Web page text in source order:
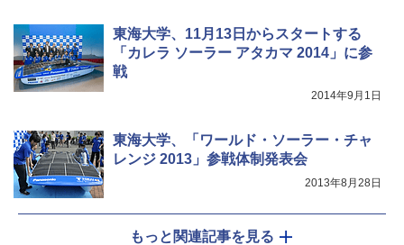
東海大学、11月13日からスタートする
「カレラ ソーラー アタカマ 2014」に参
戦
2014年9月1日
東海大学、「ワールド・ソーラー・チャ
レンジ 2013」参戦体制発表会
2013年8月28日
もっと関連記事を見る